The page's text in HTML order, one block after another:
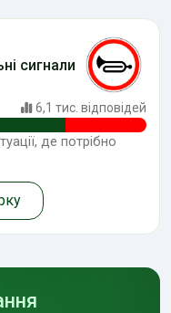
сигнали
6,1 тис. відповідей
де потрібно